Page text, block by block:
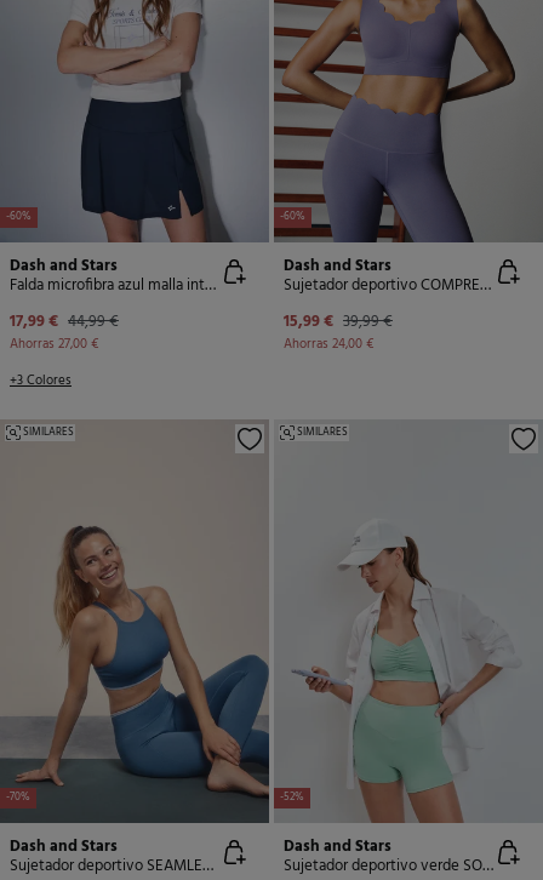
-60%
Dash and Stars
Falda microfibra azul malla interior
17,99 € 44,99 €
Ahorras 27,00 €
+3 Colores
-60%
Dash and Stars
Sujetador deportivo COMPRESSIVE morado
15,99 € 39,99 €
Ahorras 24,00 €
-70%
SIMILARES
Dash and Stars
Sujetador deportivo SEAMLESS COMFORT azul
-52%
SIMILARES
Dash and Stars
Sujetador deportivo verde SOFT MOVE